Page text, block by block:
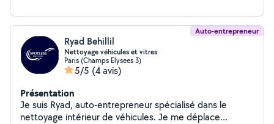
Auto-entrepreneur
Ryad Behillil
Nettoyage véhicules et vitres
Paris (Champs Elysees 3)
5/5 (4 avis)
Présentation
Je suis Ryad, auto-entrepreneur spécialisé dans le
nettoyage intérieur de véhicules. Je me déplace